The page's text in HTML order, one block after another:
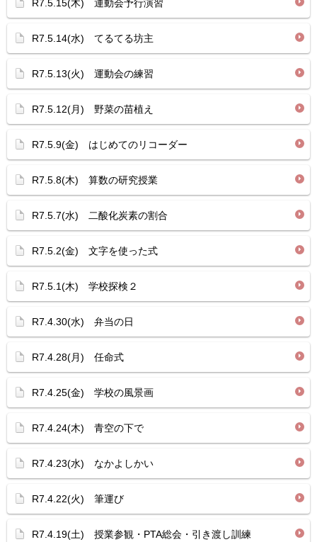
R7.5.15(木) 運動会予行演習
R7.5.14(水) てるてる坊主
R7.5.13(火) 運動会の練習
R7.5.12(月) 野菜の苗植え
R7.5.9(金) はじめてのリコーダー
R7.5.8(木) 算数の研究授業
R7.5.7(水) 二酸化炭素の割合
R7.5.2(金) 文字を使った式
R7.5.1(木) 学校探検２
R7.4.30(水) 弁当の日
R7.4.28(月) 任命式
R7.4.25(金) 学校の風景画
R7.4.24(木) 青空の下で
R7.4.23(水) なかよしかい
R7.4.22(火) 筆運び
R7.4.19(土) 授業参観・PTA総会・引き渡し訓練